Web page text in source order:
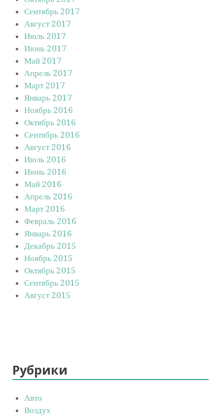
Сентябрь 2017
Август 2017
Июль 2017
Июнь 2017
Май 2017
Апрель 2017
Март 2017
Январь 2017
Ноябрь 2016
Октябрь 2016
Сентябрь 2016
Август 2016
Июль 2016
Июнь 2016
Май 2016
Апрель 2016
Март 2016
Февраль 2016
Январь 2016
Декабрь 2015
Ноябрь 2015
Октябрь 2015
Сентябрь 2015
Август 2015
Рубрики
Авто
Воздух